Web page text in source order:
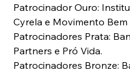
Patrocinador Ouro:
Cyrela e Movimento Bem
Patrocinadores Prata:
Partners e Pró Vida.
Patrocinadores Bronze: